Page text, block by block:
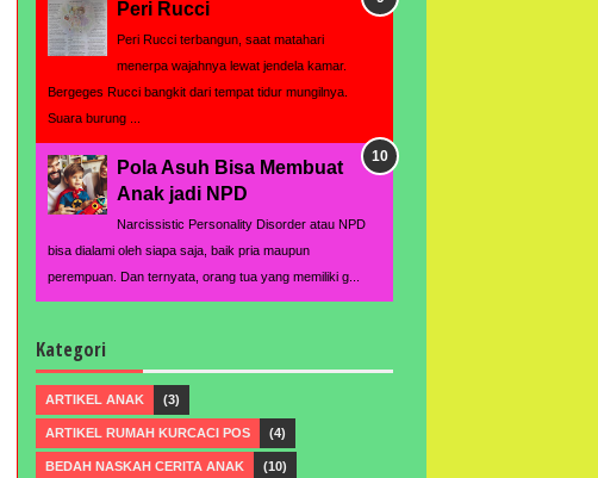
Peri Rucci
Peri Rucci terbangun, saat matahari
menerpa wajahnya lewat jendela kamar.
Bergeges Rucci bangkit dari tempat tidur mungilnya.
Suara burung ...
Pola Asuh Bisa Membuat
Anak jadi NPD
Narcissistic Personality Disorder atau NPD
bisa dialami oleh siapa saja, baik pria maupun
perempuan. Dan ternyata, orang tua yang memiliki g...
Kategori
ARTIKEL ANAK (3)
ARTIKEL RUMAH KURCACI POS (4)
BEDAH NASKAH CERITA ANAK (10)